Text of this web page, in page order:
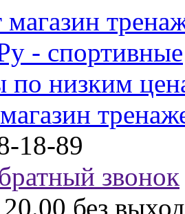
18-89
звонок
без